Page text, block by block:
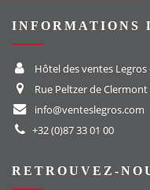
INFORMATIONS
Hôtel des ventes
Rue Peltzer de
info@venteslegros.com
+32 (0)87 33 01 00
RETROUVEZ-